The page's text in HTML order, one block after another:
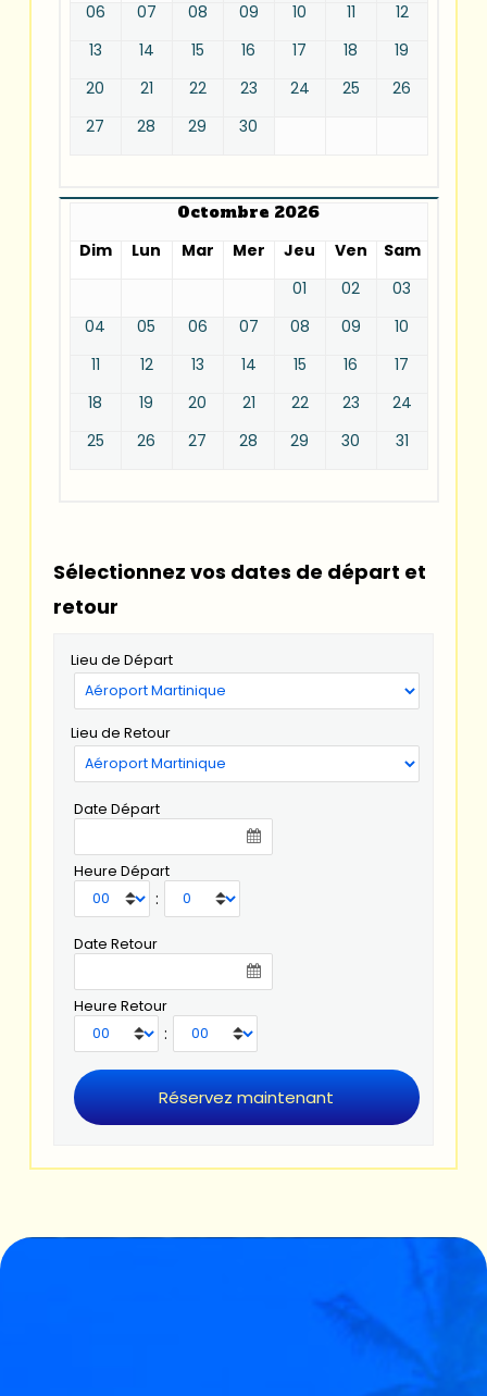
06
07 08 09 10 11
12
13
14 15 16 17 18
19
20
21 22 23 24 25
26
27
28 29 30
Octombre 2026
Dim
Lun Mar Mer Jeu Ven
Sam
01
02
03
04
05 06 07 08 09
10
11
12 13 14 15 16
17
18
19 20 21 22 23
24
25
26 27 28 29 30 31
Sélectionnez vos dates de départ et
retour
Lieu de Départ
Lieu de Retour
Date Départ
Heure Départ
:
Date Retour
Heure Retour
: